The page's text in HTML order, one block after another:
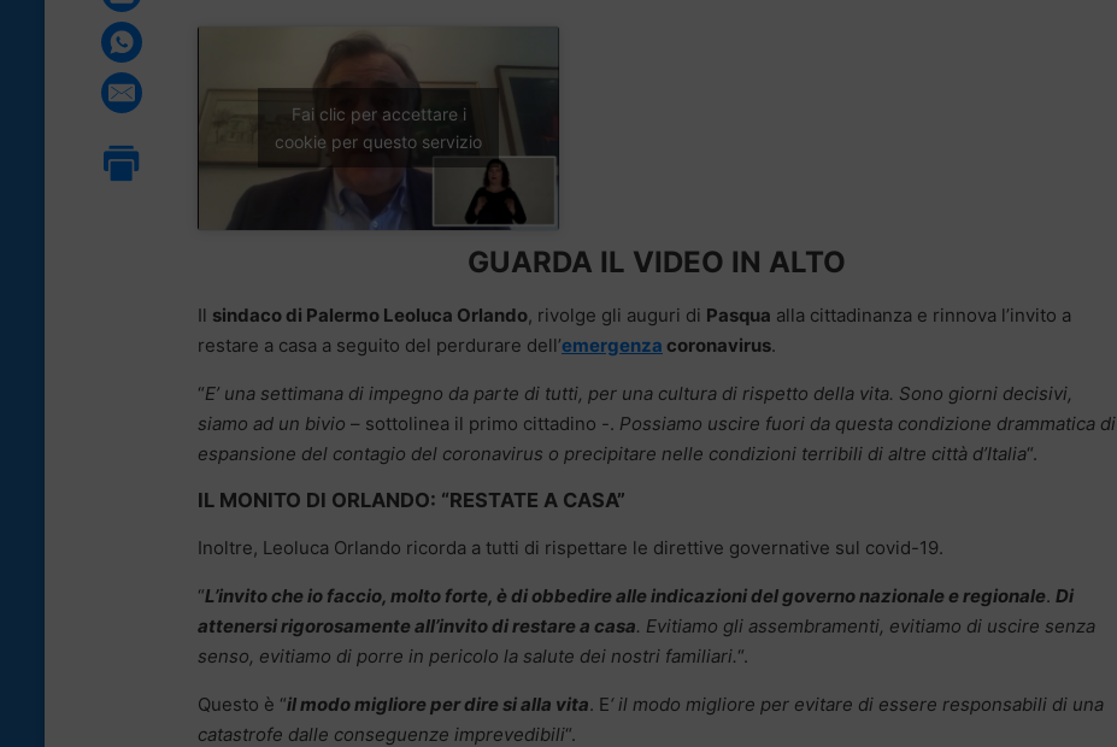
Fai clic per accettare i
cookie per questo servizio
GUARDA IL VIDEO IN ALTO
Il sindaco di Palermo Leoluca Orlando, rivolge gli auguri di Pasqua alla cittadinanza e rinnova l’invito a
restare a casa a seguito del perdurare dell’emergenza coronavirus.
“E’ una settimana di impegno da parte di tutti, per una cultura di rispetto della vita. Sono giorni decisivi,
siamo ad un bivio – sottolinea il primo cittadino -. Possiamo uscire fuori da questa condizione drammatica di
espansione del contagio del coronavirus o precipitare nelle condizioni terribili di altre città d’Italia“.
IL MONITO DI ORLANDO: “RESTATE A CASA”
Inoltre, Leoluca Orlando ricorda a tutti di rispettare le direttive governative sul covid-19.
“L’invito che io faccio, molto forte, è di obbedire alle indicazioni del governo nazionale e regionale. Di
attenersi rigorosamente all’invito di restare a casa. Evitiamo gli assembramenti, evitiamo di uscire senza
senso, evitiamo di porre in pericolo la salute dei nostri familiari.“.
Questo è “il modo migliore per dire si alla vita. E‘ il modo migliore per evitare di essere responsabili di una
catastrofe dalle conseguenze imprevedibili“.